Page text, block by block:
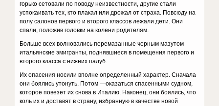
горько сетовали по поводу неизвестности, другие стали
успокаивать тех, кто плакал или дрожал от страха. Повсюду на
полу салонов первого и второго классов лежали дети. Они
спали, положив головки на колени родителям.
Больше всех волновались перемазанные черным мазутом
итальянские эмигранты, поднявшиеся в помещения первого и
второго класса с нижних палуб.
Их опасения носили вполне определенный характер. Сначала
они боялись утонуть. Потом —оказаться спасенными судном,
которое повезет их снова в Италию. Наконец, они боялись, что
коль их и доставят в страну, избранную в качестве новой